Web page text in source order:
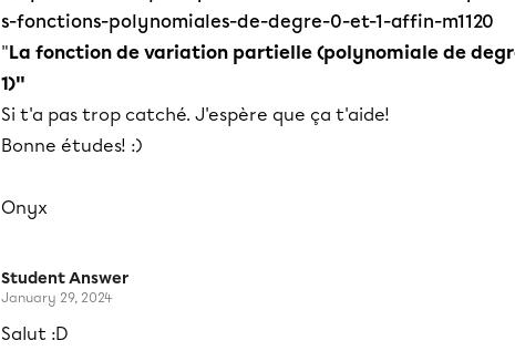
s-fonctions-polynomiales-de-degre-0-et-1-affin-m1120
"La fonction de variation partielle (polynomiale de
1)"
Si t'a pas trop catché. J'espère que ça t'aide!
Bonne études! :)
Onyx
Student Answer
January 29, 2024
Salut :D